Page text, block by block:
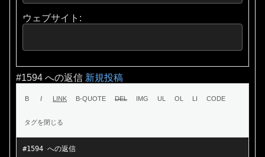
ウェブサイト:
#1594 への返信 新規投稿